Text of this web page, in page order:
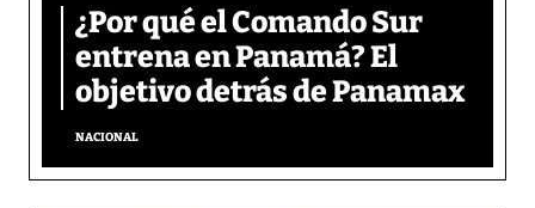
¿Por qué el Comando Sur
entrena en Panamá? El
objetivo detrás de Panamax
NACIONAL